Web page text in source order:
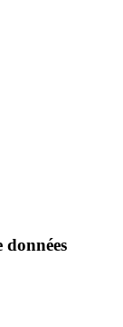
données